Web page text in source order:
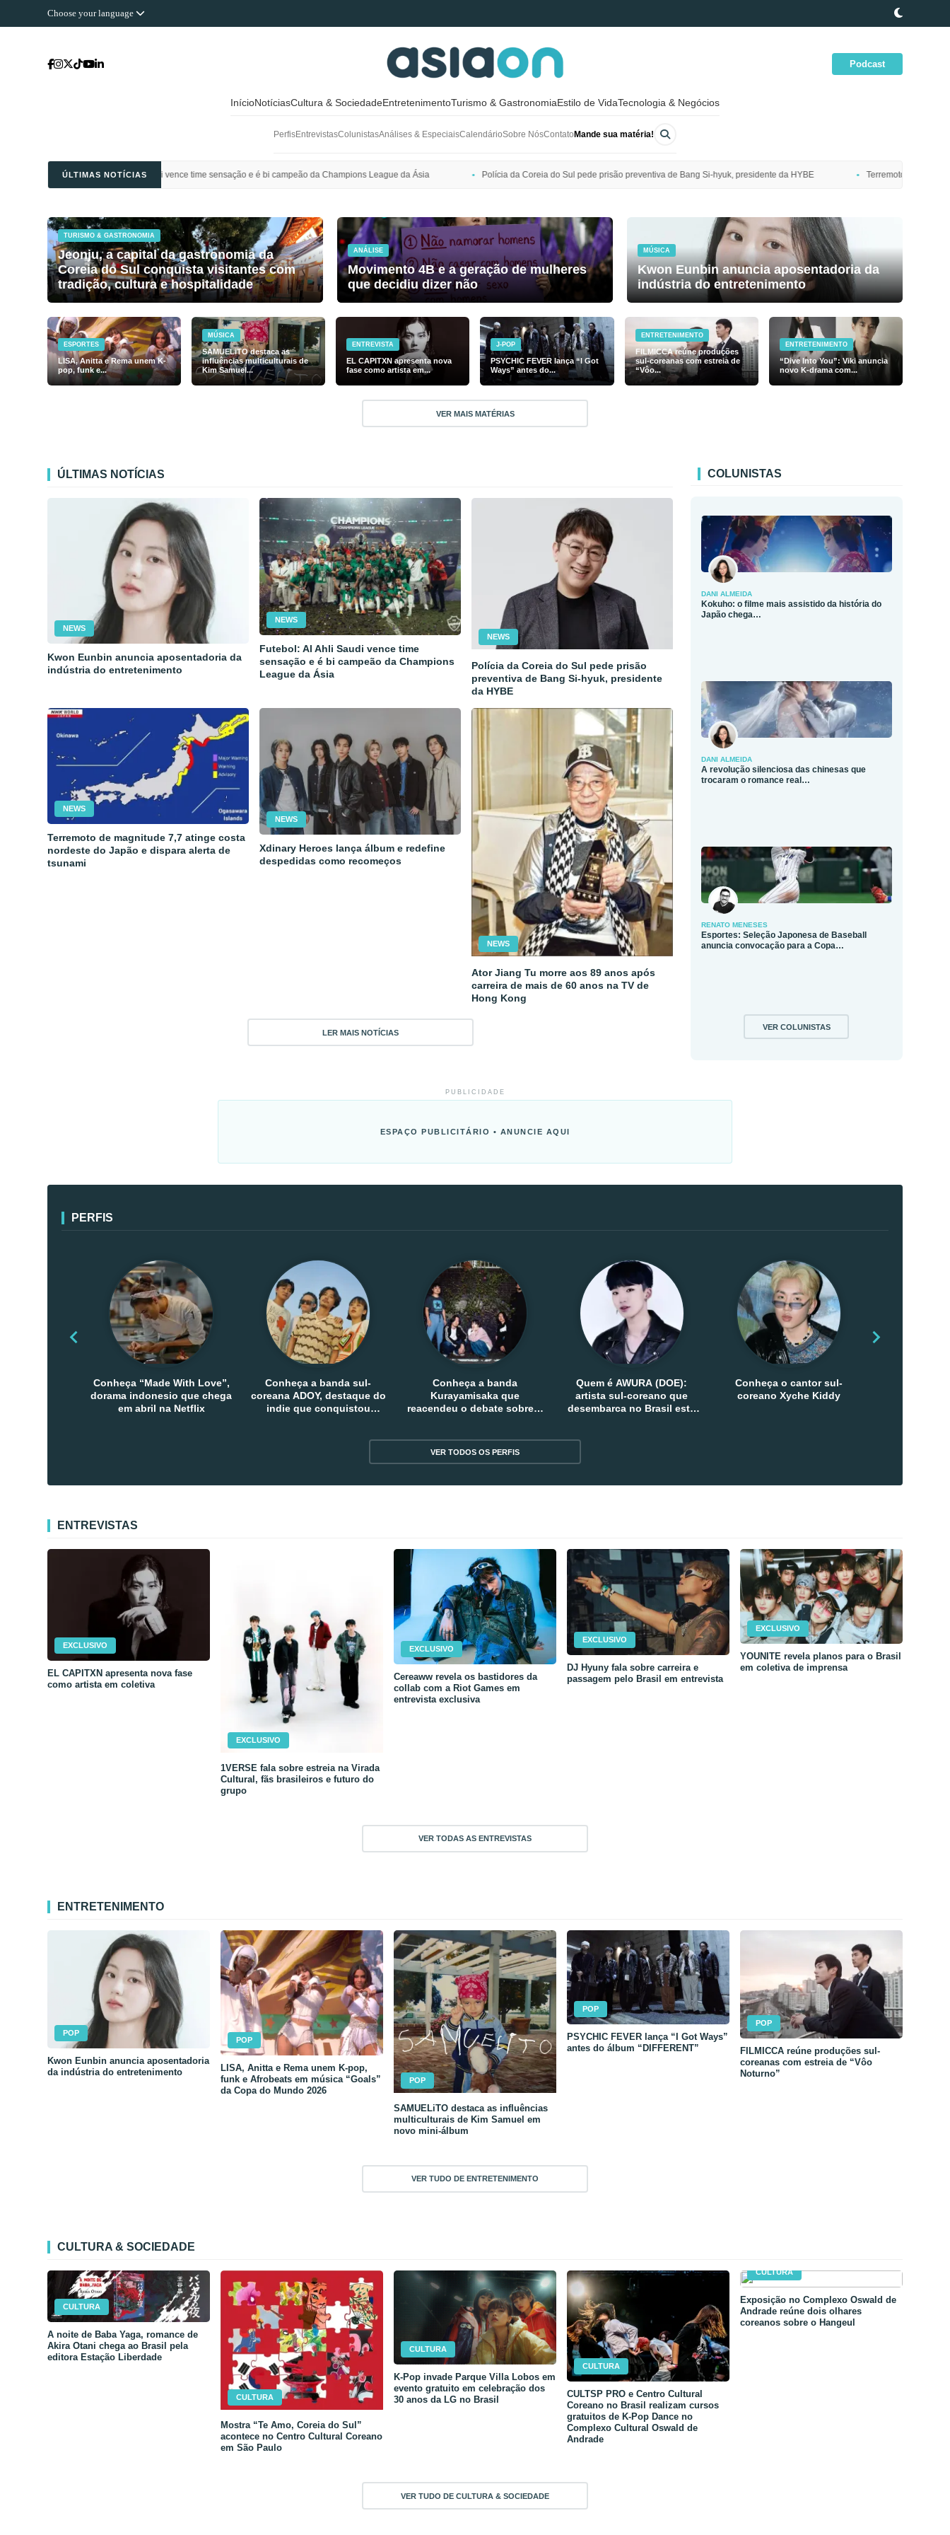
Choose your language
Podcast
InícioNotíciasCultura & SociedadeEntretenimentoTurismo & GastronomiaEstilo de VidaTecnologia & Negócios
PerfisEntrevistasColunistasAnálises & EspeciaisCalendárioSobre NósContato Mande sua matéria!
ÚLTIMAS NOTÍCIAS
Saudi vence time sensação e é bi campeão da Champions League da Ásia Polícia da Coreia do Sul pede prisão preventiva de Bang Si-hyuk, presidente da HYBE Terremoto de magnitude 7,7 atinge costa nordeste
TURISMO & GASTRONOMIA
Jeonju, a capital da gastronomia da
Coreia do Sul conquista visitantes com
tradição, cultura e hospitalidade
ANÁLISE
Movimento 4B e a geração de mulheres
que decidiu dizer não
MÚSICA
Kwon Eunbin anuncia aposentadoria da
indústria do entretenimento
ESPORTES
LISA, Anitta e Rema unem K-
pop, funk e...
MÚSICA
SAMUELiTO destaca as
influências multiculturais de
Kim Samuel...
ENTREVISTA
EL CAPITXN apresenta nova
fase como artista em...
J-POP
PSYCHIC FEVER lança “I Got
Ways” antes do...
ENTRETENIMENTO
FILMICCA reúne produções
sul-coreanas com estreia de
“Vôo...
ENTRETENIMENTO
“Dive Into You”: Viki anuncia
novo K-drama com...
VER MAIS MATÉRIAS
ÚLTIMAS NOTÍCIAS
NEWS
Kwon Eunbin anuncia aposentadoria da
indústria do entretenimento
NEWS
Futebol: Al Ahli Saudi vence time
sensação e é bi campeão da Champions
League da Ásia
NEWS
Polícia da Coreia do Sul pede prisão
preventiva de Bang Si-hyuk, presidente
da HYBE
NEWS
Terremoto de magnitude 7,7 atinge costa
nordeste do Japão e dispara alerta de
tsunami
NEWS
Xdinary Heroes lança álbum e redefine
despedidas como recomeços
NEWS
Ator Jiang Tu morre aos 89 anos após
carreira de mais de 60 anos na TV de
Hong Kong
LER MAIS NOTÍCIAS
COLUNISTAS
DANI ALMEIDA
Kokuho: o filme mais assistido da história do
Japão chega…
DANI ALMEIDA
A revolução silenciosa das chinesas que
trocaram o romance real…
RENATO MENESES
Esportes: Seleção Japonesa de Baseball
anuncia convocação para a Copa…
VER COLUNISTAS
PUBLICIDADE
ESPAÇO PUBLICITÁRIO • ANUNCIE AQUI
PERFIS
Conheça “Made With Love”,
dorama indonesio que chega
em abril na Netflix
Conheça a banda sul-
coreana ADOY, destaque do
indie que conquistou
Conheça a banda
Kurayamisaka que
reacendeu o debate sobre o
Quem é AWURA (DOE):
artista sul-coreano que
desembarca no Brasil esta
Conheça o cantor sul-
coreano Xyche Kiddy
VER TODOS OS PERFIS
ENTREVISTAS
EXCLUSIVO
EL CAPITXN apresenta nova fase
como artista em coletiva
EXCLUSIVO
1VERSE fala sobre estreia na Virada
Cultural, fãs brasileiros e futuro do
grupo
EXCLUSIVO
Cereaww revela os bastidores da
collab com a Riot Games em
entrevista exclusiva
EXCLUSIVO
DJ Hyuny fala sobre carreira e
passagem pelo Brasil em entrevista
EXCLUSIVO
YOUNITE revela planos para o Brasil
em coletiva de imprensa
VER TODAS AS ENTREVISTAS
ENTRETENIMENTO
POP
Kwon Eunbin anuncia aposentadoria
da indústria do entretenimento
POP
LISA, Anitta e Rema unem K-pop,
funk e Afrobeats em música “Goals”
da Copa do Mundo 2026
POP
SAMUELiTO destaca as influências
multiculturais de Kim Samuel em
novo mini-álbum
POP
PSYCHIC FEVER lança “I Got Ways”
antes do álbum “DIFFERENT”
POP
FILMICCA reúne produções sul-
coreanas com estreia de “Vôo
Noturno”
VER TUDO DE ENTRETENIMENTO
CULTURA & SOCIEDADE
CULTURA
A noite de Baba Yaga, romance de
Akira Otani chega ao Brasil pela
editora Estação Liberdade
CULTURA
Mostra “Te Amo, Coreia do Sul”
acontece no Centro Cultural Coreano
em São Paulo
CULTURA
K-Pop invade Parque Villa Lobos em
evento gratuito em celebração dos
30 anos da LG no Brasil
CULTURA
CULTSP PRO e Centro Cultural
Coreano no Brasil realizam cursos
gratuitos de K-Pop Dance no
Complexo Cultural Oswald de
Andrade
CULTURA
Exposição no Complexo Oswald de
Andrade reúne dois olhares
coreanos sobre o Hangeul
VER TUDO DE CULTURA & SOCIEDADE